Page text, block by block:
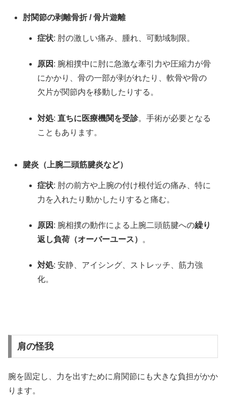
肘関節の剥離骨折 / 骨片遊離
症状: 肘の激しい痛み、腫れ、可動域制限。
原因 : 腕相撲中に肘に急激な牽引力や圧縮力が骨
にかかり、骨の一部が剥がれたり、軟骨や骨の
欠片が関節内を移動したりする。
対処:直ちに医療機関を受診。手術が必要となる
こともあります。
腱炎（上腕二頭筋腱炎など）
症状: 肘の前方や上腕の付け根付近の痛み、特に
力を入れたり動かしたりすると痛む。
原因 : 腕相撲の動作による上腕二頭筋腱への繰り
返し負荷（オーバーユース） 。
対処: 安静、アイシング、ストレッチ、筋力強
化。
肩の怪我
腕を固定し、力を出すために肩関節にも大きな負担がかか
ります。